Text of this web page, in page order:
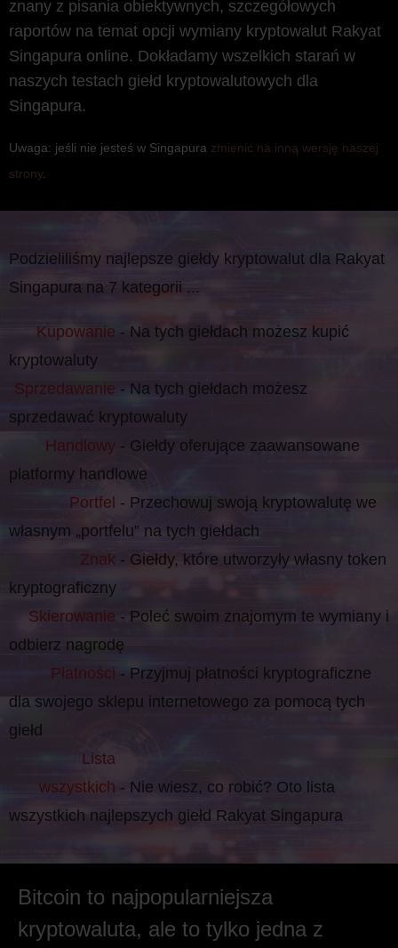
znany z pisania obiektywnych, szczegółowych
raportów na temat opcji wymiany kryptowalut Rakyat
Singapura online. Dokładamy wszelkich starań w
naszych testach giełd kryptowalutowych dla
Singapura.
Uwaga: jeśli nie jesteś w Singapura zmienić na inną wersję naszej
strony.
Podzieliliśmy najlepsze giełdy kryptowalut dla Rakyat
Singapura na 7 kategorii ...
Kupowanie - Na tych giełdach możesz kupić
kryptowaluty
Sprzedawanie - Na tych giełdach możesz
sprzedawać kryptowaluty
Handlowy - Giełdy oferujące zaawansowane
platformy handlowe
Portfel - Przechowuj swoją kryptowalutę we
własnym „portfelu” na tych giełdach
Znak - Giełdy, które utworzyły własny token
kryptograficzny
Skierowanie - Poleć swoim znajomym te wymiany i
odbierz nagrodę
Płatności - Przyjmuj płatności kryptograficzne
dla swojego sklepu internetowego za pomocą tych
giełd
Lista
wszystkich - Nie wiesz, co robić? Oto lista
wszystkich najlepszych giełd Rakyat Singapura
Bitcoin to najpopularniejsza
kryptowaluta, ale to tylko jedna z